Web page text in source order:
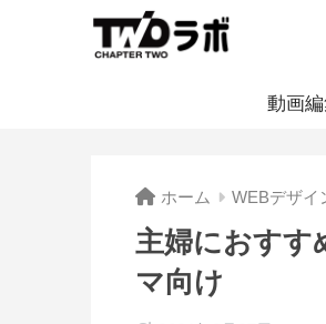
動画
ホーム WEBデザイ
主婦におすす
マ向け